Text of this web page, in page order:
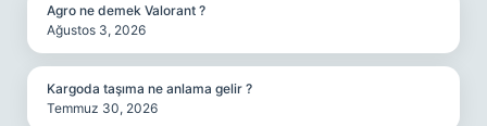
Agro ne demek Valorant ?
Ağustos 3, 2026
Kargoda taşıma ne anlama gelir ?
Temmuz 30, 2026